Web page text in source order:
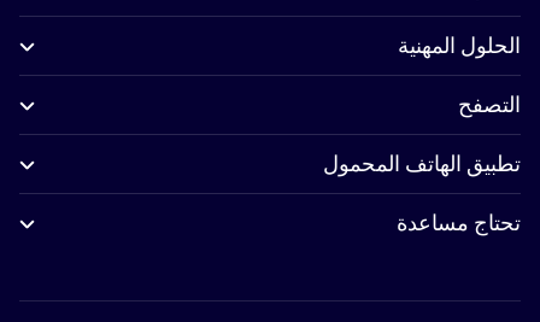
الحلول المهنية
التصفح
تطبيق الهاتف المحمول
تحتاج مساعدة